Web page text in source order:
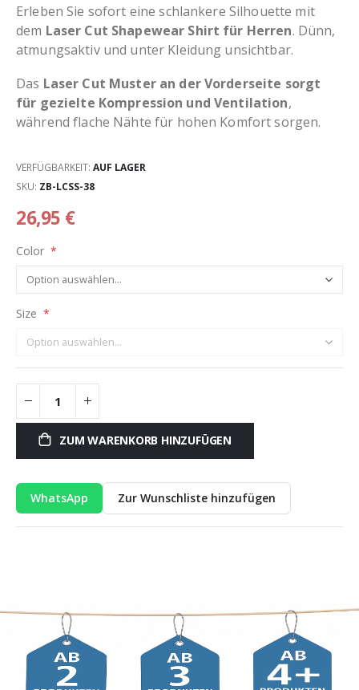
26,95 €
Erleben Sie sofort eine schlankere Silhouette mit
dem Laser Cut Shapewear Shirt für Herren. Dünn,
atmungsaktiv und unter Kleidung unsichtbar.
Das Laser Cut Muster an der Vorderseite sorgt
für gezielte Kompression und Ventilation,
während flache Nähte für hohen Komfort sorgen.
VERFÜGBARKEIT: AUF LAGER
SKU ZB-LCSS-38
Color
Size
ZUM WARENKORB HINZUFÜGEN
WhatsApp Zur Wunschliste hinzufügen